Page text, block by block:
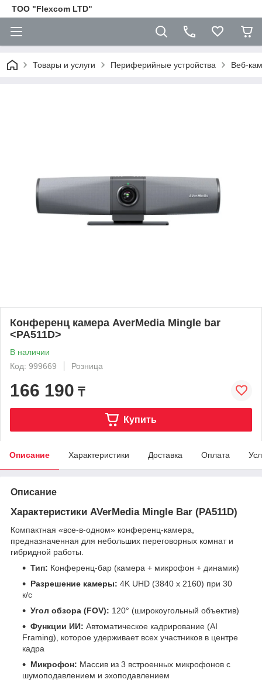
ТОО "Flexcom LTD"
Товары и услуги Периферийные устройства Веб-
Конференц камера AverMedia Mingle bar
<PA511D>
В наличии
Код: 999669
Розница
166 190 ₸
Купить
Описание Характеристики Доставка Оплата
Описание
Характеристики AVerMedia Mingle Bar (PA511D)
Компактная «все-в-одном» конференц-камера,
предназначенная для небольших переговорных комнат и
гибридной работы.
Тип: Конференц-бар (камера + микрофон + динамик)
Разрешение камеры: 4K UHD (3840 x 2160) при 30
к/с
Угол обзора (FOV): 120° (широкоугольный объектив)
Функции ИИ: Автоматическое кадрирование (AI
Framing), которое удерживает всех участников в центре
кадра
Микрофон: Массив из 3 встроенных микрофонов с
шумоподавлением и эхоподавлением